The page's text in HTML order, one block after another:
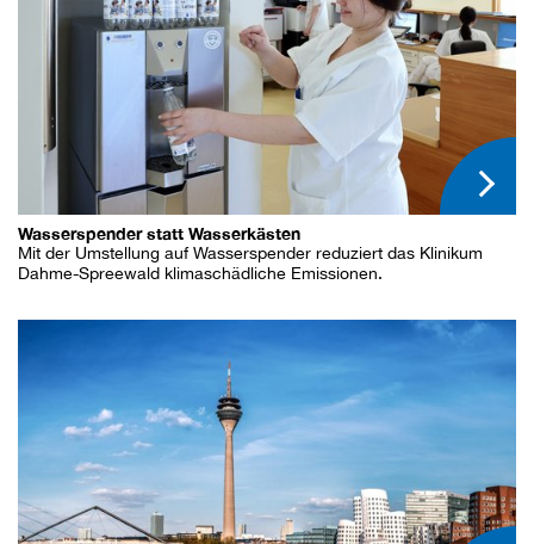
Wasserspender statt Wasserkästen
Mit der Umstellung auf Wasserspender reduziert das Klinikum
Dahme-Spreewald klimaschädliche Emissionen.